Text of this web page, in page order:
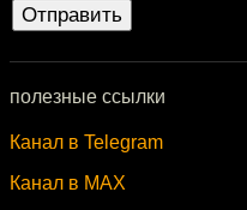
полезные ссылки
Канал в Telegram
Канал в MAX